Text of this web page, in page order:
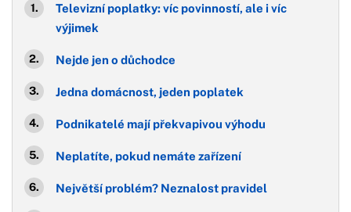
Televizní poplatky: víc povinností, ale i víc
výjimek
Nejde jen o důchodce
Jedna domácnost, jeden poplatek
Podnikatelé mají překvapivou výhodu
Neplatíte, pokud nemáte zařízení
Největší problém? Neznalost pravidel